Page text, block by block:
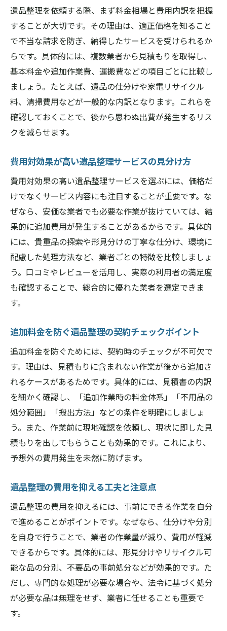
遺品整理を依頼する際、まず料金相場と費用内訳を把握
することが大切です。その理由は、適正価格を知ること
で不当な請求を防ぎ、納得したサービスを受けられるか
らです。具体的には、複数業者から見積もりを取得し、
基本料金や追加作業費、運搬費などの項目ごとに比較し
ましょう。たとえば、遺品の仕分けや家電リサイクル
料、清掃費用などが一般的な内訳となります。これらを
確認しておくことで、後から思わぬ出費が発生するリス
クを減らせます。
費用対効果が高い遺品整理サービスの見分け方
費用対効果の高い遺品整理サービスを選ぶには、価格だ
けでなくサービス内容にも注目することが重要です。な
ぜなら、安価な業者でも必要な作業が抜けていては、結
果的に追加費用が発生することがあるからです。具体的
には、貴重品の探索や形見分けの丁寧な仕分け、環境に
配慮した処理方法など、業者ごとの特徴を比較しましょ
う。口コミやレビューを活用し、実際の利用者の満足度
も確認することで、総合的に優れた業者を選定できま
す。
追加料金を防ぐ遺品整理の契約チェックポイント
追加料金を防ぐためには、契約時のチェックが不可欠で
す。理由は、見積もりに含まれない作業が後から追加さ
れるケースがあるためです。具体的には、見積書の内訳
を細かく確認し、「追加作業時の料金体系」「不用品の
処分範囲」「搬出方法」などの条件を明確にしましょ
う。また、作業前に現地確認を依頼し、現状に即した見
積もりを出してもらうことも効果的です。これにより、
予想外の費用発生を未然に防げます。
遺品整理の費用を抑える工夫と注意点
遺品整理の費用を抑えるには、事前にできる作業を自分
で進めることがポイントです。なぜなら、仕分けや分別
を自身で行うことで、業者の作業量が減り、費用が軽減
できるからです。具体的には、形見分けやリサイクル可
能な品の分別、不要品の事前処分などが効果的です。た
だし、専門的な処理が必要な場合や、法令に基づく処分
が必要な品は無理をせず、業者に任せることも重要で
す。